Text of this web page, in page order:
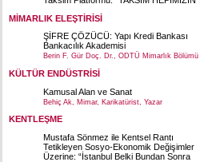
MİMARLIK ELEŞTİRİSİ
ŞİFRE ÇÖZÜCÜ: Yapı Kredi Bankası
Bankacılık Akademisi
Berin F. Gür Doç. Dr., ODTÜ Mimarlık Bölümü
KÜLTÜR ENDÜSTRİSİ
Kamusal Alan ve Sanat
Behiç Ak, Mimar, Karikatürist, Yazar
KENTLEŞME
Mustafa Sönmez ile Kentsel Rantı
Tetikleyen Sosyo-Ekonomik Değişimler
Üzerine: “İstanbul Belki Bundan Sonra